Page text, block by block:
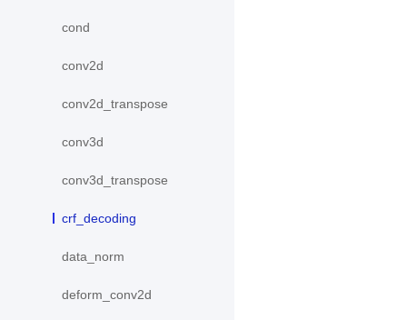
cond
conv2d
conv2d_transpose
conv3d
conv3d_transpose
crf_decoding
data_norm
deform_conv2d